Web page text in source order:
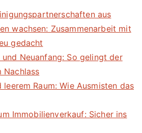
aus
wachsen: Zusammenarbeit mit
gedacht
und Neuanfang: So gelingt der
Nachlass
Raum: Wie Ausmisten das
Immobilienverkauf: Sicher ins